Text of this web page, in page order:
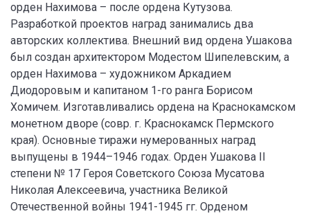
орден Нахимова – после ордена Кутузова.
Разработкой проектов наград занимались два
авторских коллектива. Внешний вид ордена Ушакова
был создан архитектором Модестом Шипелевским, а
орден Нахимова – художником Аркадием
Диодоровым и капитаном 1-го ранга Борисом
Хомичем. Изготавливались ордена на Краснокамском
монетном дворе (совр. г. Краснокамск Пермского
края). Основные тиражи нумерованных наград
выпущены в 1944–1946 годах. Орден Ушакова II
степени № 17 Героя Советского Союза Мусатова
Николая Алексеевича, участника Великой
Отечественной войны 1941-1945 гг. Орденом